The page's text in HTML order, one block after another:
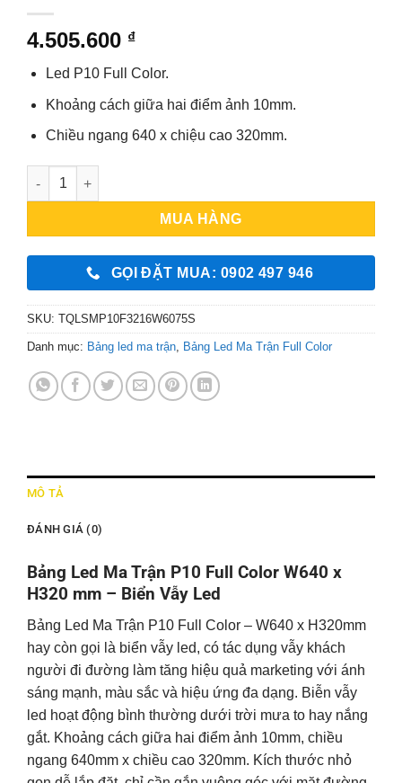
4.505.600 ₫
Led P10 Full Color.
Khoảng cách giữa hai điểm ảnh 10mm.
Chiều ngang 640 x chiệu cao 320mm.
Bảng Led Ma Trận P10 - Full Color - W640 x H320 mm số
MUA HÀNG
GỌI ĐẶT MUA: 0902 497 946
SKU: TQLSMP10F3216W6075S
Danh mục: Bảng led ma trận Bảng Led Ma Trận Full Color
MÔ TẢ
ĐÁNH GIÁ (0)
Bảng Led Ma Trận P10 Full Color W640 x
H320 mm – Biển Vẫy Led
Bảng Led Ma Trận P10 Full Color – W640 x H320mm
hay còn gọi là biển vẫy led, có tác dụng vẫy khách
người đi đường làm tăng hiệu quả marketing với ánh
sáng mạnh, màu sắc và hiệu ứng đa dạng. Biễn vẫy
led hoạt động bình thường dưới trời mưa to hay nắng
gắt. Khoảng cách giữa hai điểm ảnh 10mm, chiều
ngang 640mm x chiều cao 320mm. Kích thước nhỏ